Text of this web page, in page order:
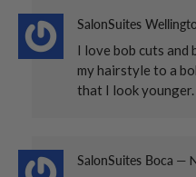
SalonSuites
I love bob cuts and
my hairstyle to a
that I look younger.
SalonSuites Boca —